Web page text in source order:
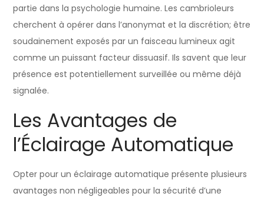
partie dans la psychologie humaine. Les cambrioleurs
cherchent à opérer dans l’anonymat et la discrétion; être
soudainement exposés par un faisceau lumineux agit
comme un puissant facteur dissuasif. Ils savent que leur
présence est potentiellement surveillée ou même déjà
signalée.
Les Avantages de
l’Éclairage Automatique
Opter pour un éclairage automatique présente plusieurs
avantages non négligeables pour la sécurité d’une